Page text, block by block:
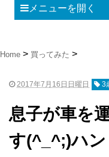
メニューを開く
Home 買ってみた
2017年7月16日日曜日 3
息子が車を
す(^_^;)ハン